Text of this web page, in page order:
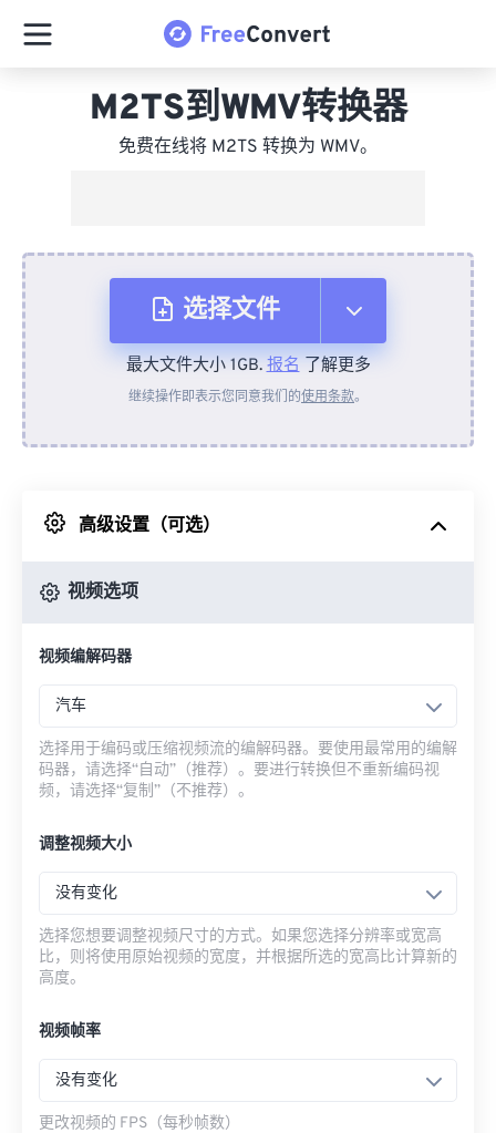
M2TS到WMV转换器
免费在线将 M2TS 转换为 WMV。
选择文件
从设备
来自 Google Drive
最大文件大小 1GB.报名了解更多
继续操作即表示您同意我们的使用条款。
高级设置（可选）
视频选项
视频编解码器
汽车
选择用于编码或压缩视频流的编解码器。要使用最常用的编解
码器，请选择“自动”（推荐）。要进行转换但不重新编码视
频，请选择“复制”（不推荐）。
调整视频大小
没有变化
选择您想要调整视频尺寸的方式。如果您选择分辨率或宽高
比，则将使用原始视频的宽度，并根据所选的宽高比计算新的
高度。
视频帧率
没有变化
更改视频的 FPS（每秒帧数）